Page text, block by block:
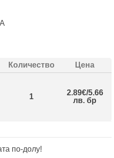
Количество
Цена
1
2.89€/5.66
лв. бр
по-долу!